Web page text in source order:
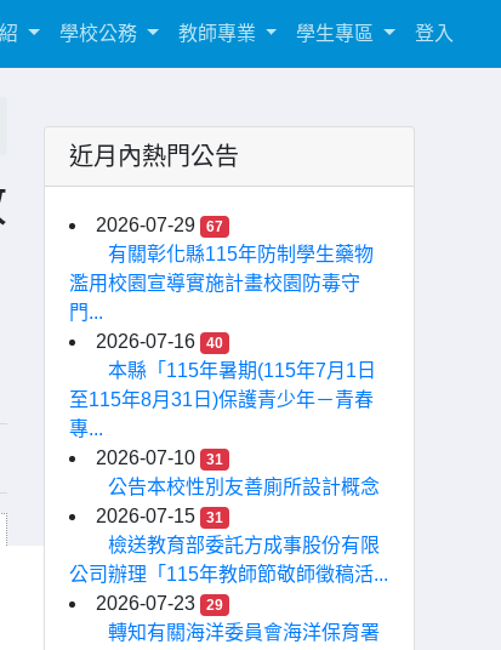
學校公務 教師專業 學生專區 登入
近月內熱門公告
2026-07-29 67
有關彰化縣115年防制學生藥物
濫用校園宣導實施計畫校園防毒守
門...
2026-07-16
40
本縣「115年暑期(115年7月1日
至115年8月31日)保護青少年－青春
專...
2026-07-10
31
公告本校性別友善廁所設計概念
2026-07-15
31
檢送教育部委託方成事股份有限
公司辦理「115年教師節敬師徵稿活...
2026-07-23
29
轉知有關海洋委員會海洋保育署